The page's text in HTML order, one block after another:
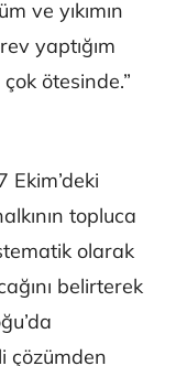
ve yıkımın
yaptığım
ötesinde.”
Ekim’deki
topluca
olarak
belirterek
çözümden